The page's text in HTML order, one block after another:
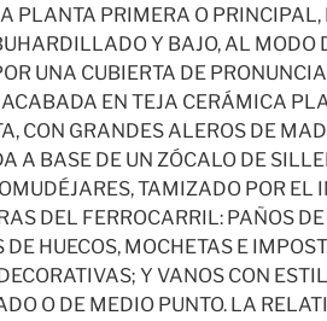
PLANTA PRIMERA O
Y BAJO, AL MODO
UNA CUBIERTA DE
EN TEJA CERÁMICA
CON GRANDES ALEROS DE
A BASE DE UN ZÓCALO DE
TAMIZADO POR EL
DEL FERROCARRIL: PAÑOS
DE HUECOS, MOCHETAS E
Y VANOS CON
O DE MEDIO PUNTO. LA